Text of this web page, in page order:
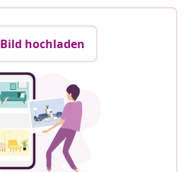
Bild hochladen